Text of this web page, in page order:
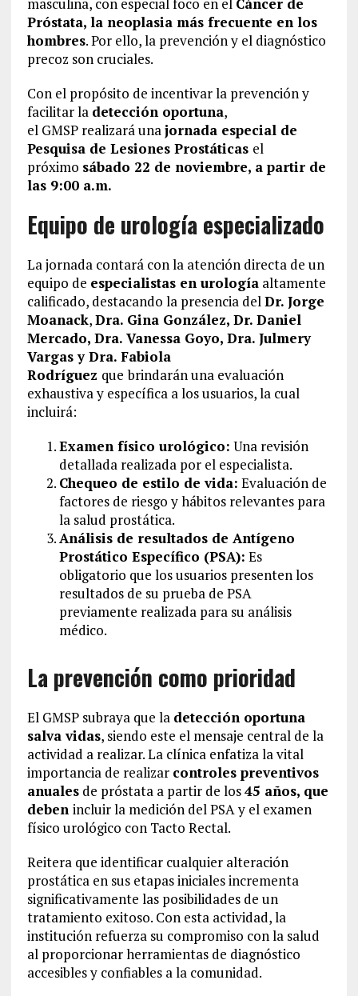
Próstata, la neoplasia más frecuente en los
hombres. Por ello, la prevención y el diagnóstico
precoz son cruciales.
Con el propósito de incentivar la prevención y
facilitar la detección oportuna,
el GMSP realizará unajornada especial de
Pesquisa de Lesiones Prostáticas el
próximo sábado 22 de noviembre, a partir de
las 9:00 a.m.
Equipo de urología especializado
La jornada contará con la atención directa de un
equipo de especialistas en urologíaaltamente
calificado, destacando la presencia delDr. Jorge
Moanack,Dra. Gina González, Dr. Daniel
Mercado, Dra. Vanessa Goyo, Dra. Julmery
Vargas y Dra. Fabiola
Rodríguez que brindarán una evaluación
exhaustiva y específica a los usuarios, la cual
incluirá:
Examen físico urológico: Una revisión
detallada realizada por el especialista.
Chequeo de estilo de vida: Evaluación de
factores de riesgo y hábitos relevantes para
la salud prostática.
Análisis de resultados de Antígeno
Prostático Específico (PSA): Es
obligatorio que los usuarios presenten los
resultados de su prueba de PSA
previamente realizada para su análisis
médico.
La prevención como prioridad
El GMSP subraya que la detección oportuna
salva vidas, siendo este el mensaje central de la
actividad a realizar. La clínica enfatiza la vital
importancia de realizar controles preventivos
anualesde próstata a partir de los45 años, que
deben incluir la medición del PSA y el examen
físico urológico con Tacto Rectal.
Reitera que identificar cualquier alteración
prostática en sus etapas iniciales incrementa
significativamente las posibilidades de un
tratamiento exitoso. Con esta actividad, la
institución refuerza su compromiso con la salud
al proporcionar herramientas de diagnóstico
accesibles y confiables a la comunidad.